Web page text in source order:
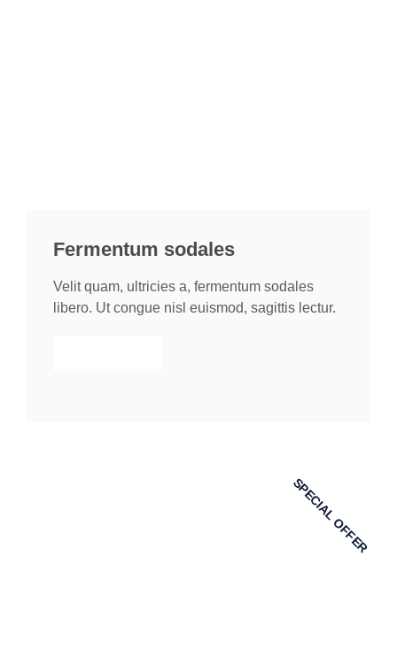
Fermentum sodales
Velit quam, ultricies a, fermentum sodales
libero. Ut congue nisl euismod, sagittis lectur.
SPECIAL OFFER